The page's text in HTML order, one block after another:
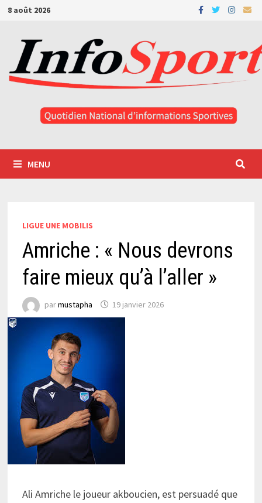
Passer
contenu
8 août 2026
MENU
LIGUE UNE MOBILIS
Amriche : « Nous devrons
faire mieux qu’à l’aller »
parmustapha 19 janvier 2026
Ali Amriche le joueur akboucien, est persuadé que